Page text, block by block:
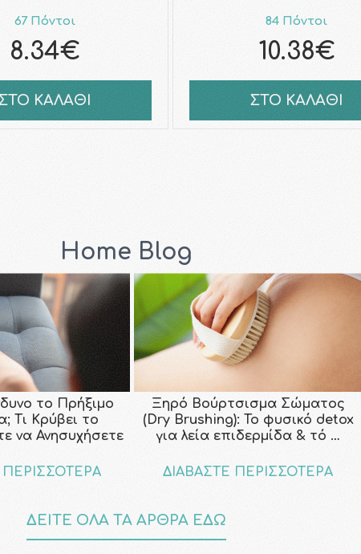
67 Πόντοι
8.34€
ΚΑΛΑΘΙ
84 Πόντοι
10.38€
ΣΤΟ ΚΑΛΑΘΙ
Home Blog
το Πρήξιμο
Τι Κρύβει το
να Ανησυχήσετε
ΠΕΡΙΣΣΟΤΕΡΑ
Ξηρό Βούρτσισμα Σώματος
(Dry Brushing): Το φυσικό detox
για λεία επιδερμίδα & τό …
ΔΙΑΒΑΣΤΕ ΠΕΡΙΣΣΟΤΕΡΑ
ΔΕΙΤΕ ΟΛΑ ΤΑ ΑΡΘΡΑ ΕΔΩ